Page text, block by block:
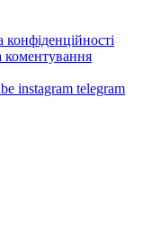
конфіденційності
коментування
instagram telegram